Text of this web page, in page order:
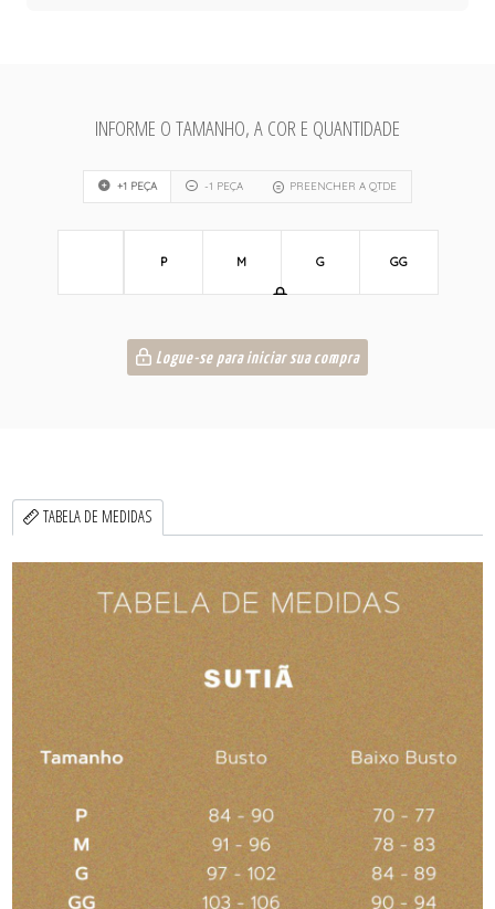
INFORME O TAMANHO, A COR E QUANTIDADE
+1 PEÇA -1 PEÇA PREENCHER A QTDE
P M G GG
Logue-se para iniciar sua compra
TABELA DE MEDIDAS